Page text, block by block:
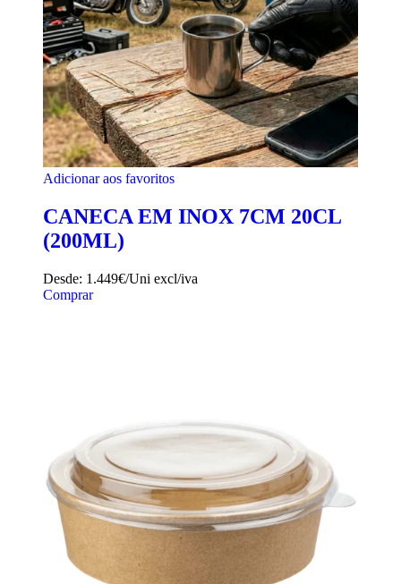
Adicionar aos favoritos
CANECA EM INOX 7CM 20CL
(200ML)
Desde: 1.449€/Uni excl/iva
Comprar